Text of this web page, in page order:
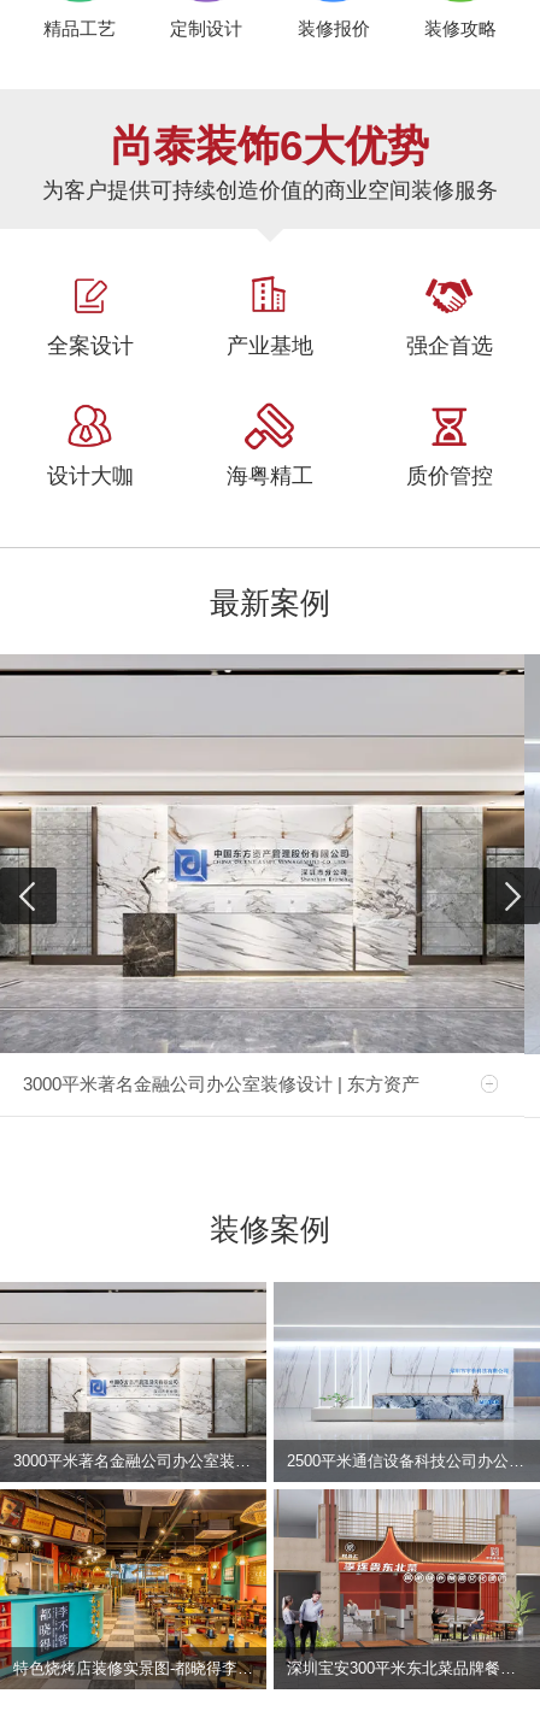
精品工艺 定制设计 装修报价 装修攻略
尚泰装饰6大优势
为客户提供可持续创造价值的商业空间装修服务
全案设计 产业基地 强企首选
设计大咖 海粤精工 质价管控
最新案例
3000平米著名金融公司办公室装修设计 | 东方资产
装修案例
2500平米通信设备科技公司办公室设计 | 宇泰科技
特色烧烤店装修实景图-都晓得李不管